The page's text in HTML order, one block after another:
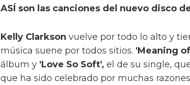
ASÍ son las canciones del nuevo disco
Kelly Clarkson vuelve por todo lo alto y
música suene por todos sitios. 'Meaning
álbum y 'Love So Soft', el de su single,
que ha sido celebrado por muchas